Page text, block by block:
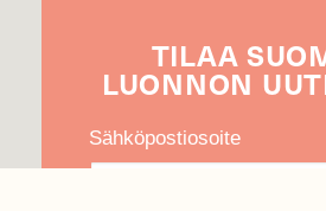
TILAA
LUONNON
Sähköpostiosoite